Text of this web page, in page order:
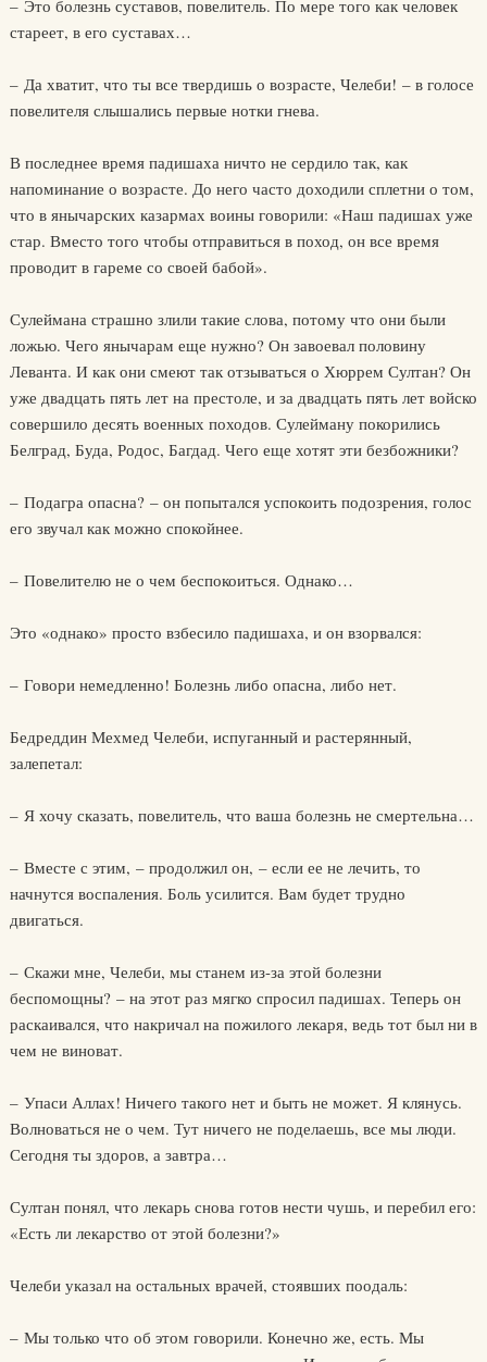
– Это болезнь суставов, повелитель. По мере того как человек
стареет, в его суставах…
– Да хватит, что ты все твердишь о возрасте, Челеби! – в голосе
повелителя слышались первые нотки гнева.
В последнее время падишаха ничто не сердило так, как
напоминание о возрасте. До него часто доходили сплетни о том,
что в янычарских казармах воины говорили: «Наш падишах уже
стар. Вместо того чтобы отправиться в поход, он все время
проводит в гареме со своей бабой».
Сулеймана страшно злили такие слова, потому что они были
ложью. Чего янычарам еще нужно? Он завоевал половину
Леванта. И как они смеют так отзываться о Хюррем Султан? Он
уже двадцать пять лет на престоле, и за двадцать пять лет войско
совершило десять военных походов. Сулейману покорились
Белград, Буда, Родос, Багдад. Чего еще хотят эти безбожники?
– Подагра опасна? – он попытался успокоить подозрения, голос
его звучал как можно спокойнее.
– Повелителю не о чем беспокоиться. Однако…
Это «однако» просто взбесило падишаха, и он взорвался:
– Говори немедленно! Болезнь либо опасна, либо нет.
Бедреддин Мехмед Челеби, испуганный и растерянный,
залепетал:
– Я хочу сказать, повелитель, что ваша болезнь не смертельна…
– Вместе с этим, – продолжил он, – если ее не лечить, то
начнутся воспаления. Боль усилится. Вам будет трудно
двигаться.
– Скажи мне, Челеби, мы станем из-за этой болезни
беспомощны? – на этот раз мягко спросил падишах. Теперь он
раскаивался, что накричал на пожилого лекаря, ведь тот был ни в
чем не виноват.
– Упаси Аллах! Ничего такого нет и быть не может. Я клянусь.
Волноваться не о чем. Тут ничего не поделаешь, все мы люди.
Сегодня ты здоров, а завтра…
Султан понял, что лекарь снова готов нести чушь, и перебил его:
«Есть ли лекарство от этой болезни?»
Челеби указал на остальных врачей, стоявших поодаль:
– Мы только что об этом говорили. Конечно же, есть. Мы